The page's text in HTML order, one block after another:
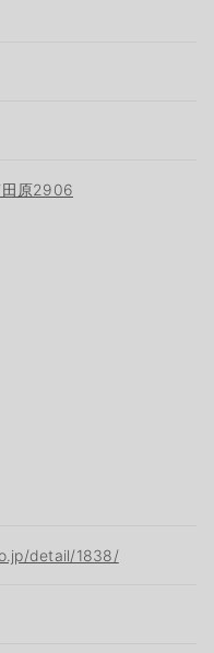
田原2906
detail/1838/